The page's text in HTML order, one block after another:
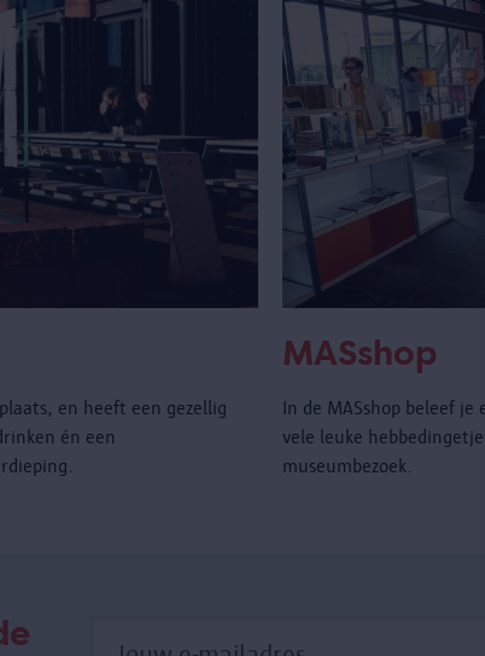
en heeft een gezellig
én een
MASshop
In de MASshop beleef
vele leuke
museumbezoek.